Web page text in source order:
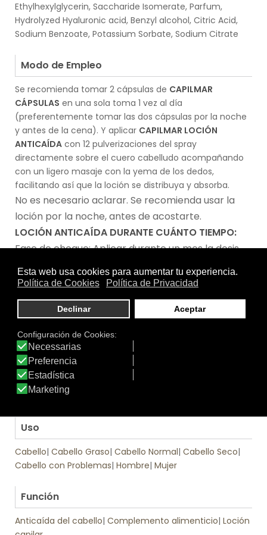
Ethylhexylglycerin, Saccharide Isomerate, Parfum,
Hydrolyzed Hyaluronic acid, Benzyl alcohol, Citric Acid,
Sodium Benzoate, Potassium Sorbate, Sodium Citrate
Modo de Empleo
Se recomienda tomar 2 cápsulas de CAPILMAR
CÁPSULAS en una sola toma 1 vez al día
(preferentemente tomar las dos cápsulas por la noche
y antes de la cena). Y aplicar CAPILMAR LOCIÓN
ANTICAÍDA con 12 pulverizaciones del spray
directamente sobre el cuero cabelludo acompañando
con un ligero masaje con la yema de los dedos,
facilitando así que la loción se distribuya y absorba.
No es necesario aclarar. Se recomienda usar la
loción por la noche, antes de acostarte.
LOCIÓN ANTICAÍDA DURANTE CUÁNTO TIEMPO:
Fase de choque: Aplicar durante un mes la dosis
máxima de 12 pulverizaciones sobre el cuero
cabelludo.
Fase de mantenimiento: Aplicar 3 veces a la
semana durante tres meses.
Tratamiento
El pack de cuidado capilar anticaída combina CAPILMAR
CÁPSULAS y CAPILMAR LOCIÓN ANTICAÍDA. Ver Modo de
Empleo.
Uso
Cabello| Cabello Graso| Cabello Normal| Cabello Seco|
Cabello con Problemas| Hombre| Mujer
Función
Anticaída del cabello| Complemento alimenticio| Loción